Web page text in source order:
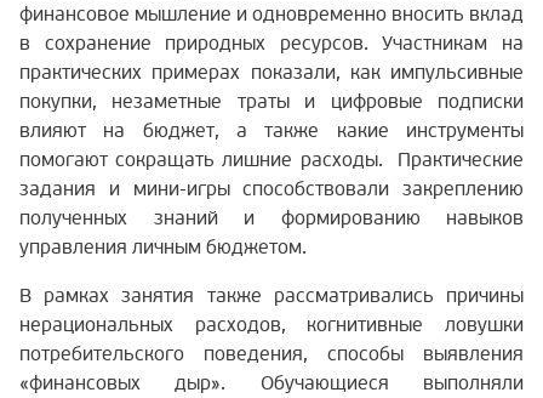
финансовое мышление и одновременно вносить вклад
в сохранение природных ресурсов. Участникам на
практических примерах показали, как импульсивные
покупки, незаметные траты и цифровые подписки
влияют на бюджет, а также какие инструменты
помогают сокращать лишние расходы. Практические
задания и мини-игры способствовали закреплению
полученных знаний и формированию навыков
управления личным бюджетом.
В рамках занятия также рассматривались причины
нерациональных расходов, когнитивные ловушки
потребительского поведения, способы выявления
«финансовых дыр». Обучающиеся выполняли